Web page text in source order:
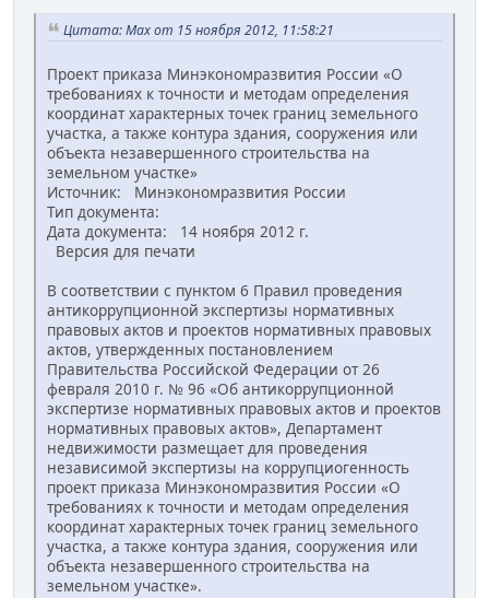
Цитата: Max от 15 ноября 2012, 11:58:21
Проект приказа Минэкономразвития России «О
требованиях к точности и методам определения
координат характерных точек границ земельного
участка, а также контура здания, сооружения или
объекта незавершенного строительства на
земельном участке»
Источник: Минэкономразвития России
Тип документа:
Дата документа: 14 ноября 2012 г.
Версия для печати
В соответствии с пунктом 6 Правил проведения
антикоррупционной экспертизы нормативных
правовых актов и проектов нормативных правовых
актов, утвержденных постановлением
Правительства Российской Федерации от 26
февраля 2010 г. № 96 «Об антикоррупционной
экспертизе нормативных правовых актов и проектов
нормативных правовых актов», Департамент
недвижимости размещает для проведения
независимой экспертизы на коррупциогенность
проект приказа Минэкономразвития России «О
требованиях к точности и методам определения
координат характерных точек границ земельного
участка, а также контура здания, сооружения или
объекта незавершенного строительства на
земельном участке».